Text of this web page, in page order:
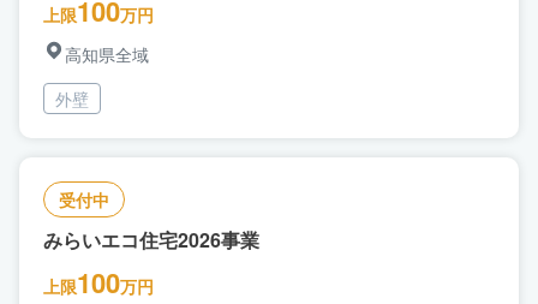
上限100万円
高知県全域
外壁
受付中
みらいエコ住宅2026事業
上限100万円